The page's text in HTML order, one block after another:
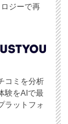
ジーで再
コミを分析
験をAIで最
ラットフォ